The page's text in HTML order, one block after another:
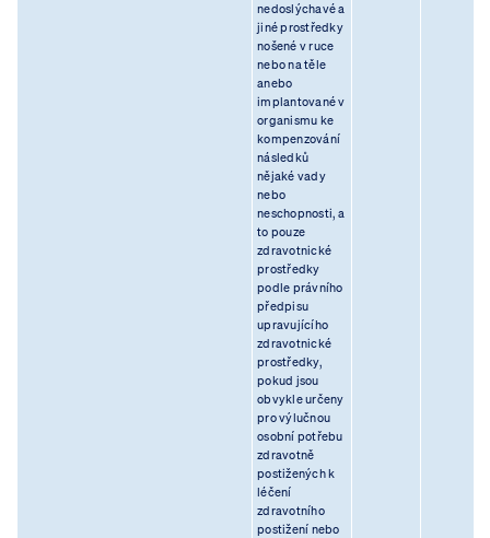
nedoslýchavé a
jiné prostředky
nošené v ruce
nebo na těle
anebo
implantované v
organismu ke
kompenzování
následků
nějaké vady
nebo
neschopnosti, a
to pouze
zdravotnické
prostředky
podle právního
předpisu
upravujícího
zdravotnické
prostředky,
pokud jsou
obvykle určeny
pro výlučnou
osobní potřebu
zdravotně
postižených k
léčení
zdravotního
postižení nebo